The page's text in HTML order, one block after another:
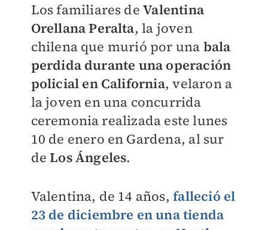
Los familiares deValentina
Orellana Peralta, la joven
chilena que murió por una bala
perdida durante una operación
policial en California, velaron a
la joven en una concurrida
ceremonia realizada este lunes
10 de enero en Gardena, al sur
deLos Ángeles.
Valentina, de 14 años,falleció el
23 de diciembre en una tienda